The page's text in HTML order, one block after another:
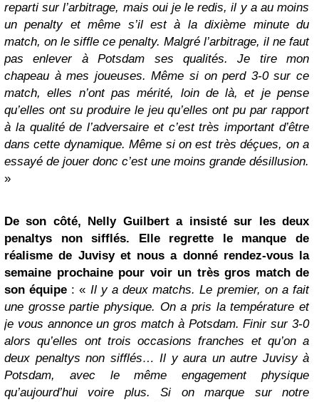
reparti sur l’arbitrage, mais oui je le redis, il y a au moins
un penalty et même s’il est à la dixième minute du
match, on le siffle ce penalty. Malgré l’arbitrage, il ne faut
pas enlever à Potsdam ses qualités. Je tire mon
chapeau à mes joueuses. Même si on perd 3-0 sur ce
match, elles n’ont pas mérité, loin de là, et je pense
qu’elles ont su produire le jeu qu’elles ont pu par rapport
à la qualité de l’adversaire et c’est très important d’être
dans cette dynamique. Même si on est très déçues, on a
essayé de jouer donc c’est une moins grande désillusion.
»
De son côté, Nelly Guilbert a insisté sur les deux
penaltys non sifflés. Elle regrette le manque de
réalisme de Juvisy et nous a donné rendez-vous la
semaine prochaine pour voir un très gros match de
son équipe : « Il y a deux matchs. Le premier, on a fait
une grosse partie physique. On a pris la température et
je vous annonce un gros match à Potsdam. Finir sur 3-0
alors qu’elles ont trois occasions franches et qu’on a
deux penaltys non sifflés… Il y aura un autre Juvisy à
Potsdam, avec le même engagement physique
qu’aujourd’hui voire plus. Si on marque sur notre